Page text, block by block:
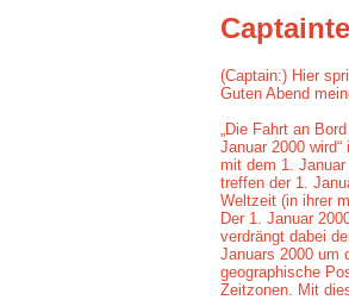
(Captain:) Hier
Guten Abend
„Die Fahrt an
Januar 2000
mit dem 1.
treffen der 1.
Weltzeit (in ihrer
Der 1. Januar
verdrängt dabei
Januars 2000 um
geographische
Zeitzonen. Mit